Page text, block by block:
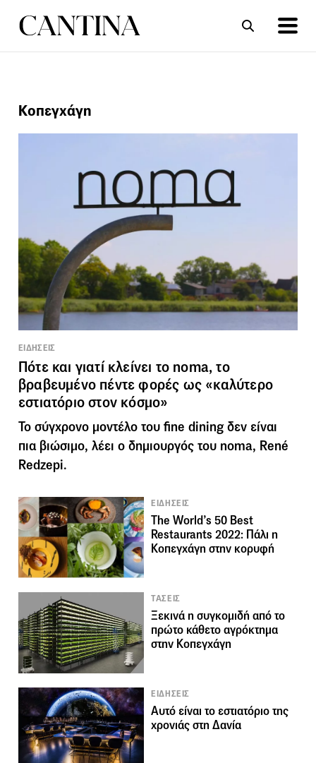
ΣΥΝΤΑΓΕΣ
Κοπεγχάγη
ΕΙΔΗΣΕΙΣ
Πότε και γιατί κλείνει το noma, το
βραβευμένο πέντε φορές ως «καλύτερο
εστιατόριο στον κόσμο»
To σύγχρονο μοντέλο του fine dining δεν είναι
πια βιώσιμο, λέει ο δημιουργός του noma, René
Redzepi.
ΕΙΔΗΣΕΙΣ
The World’s 50 Best
Restaurants 2022: Πάλι η
Κοπεγχάγη στην κορυφή
ΤΑΣΕΙΣ
Ξεκινά η συγκομιδή από το
πρώτο κάθετο αγρόκτημα
στην Κοπεγχάγη
ΕΙΔΗΣΕΙΣ
Αυτό είναι το εστιατόριο της
χρονιάς στη Δανία